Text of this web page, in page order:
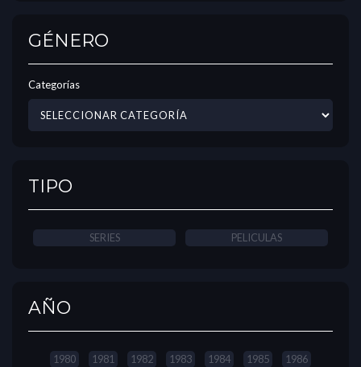
GÉNERO
Categorías
TIPO
SERIES PELICULAS
AÑO
1980 1981 1982 1983 1984 1985 1986